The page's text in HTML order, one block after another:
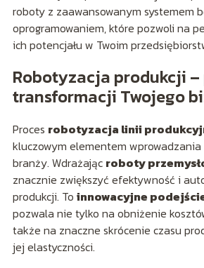
roboty z zaawansowanym systemem
oprogramowaniem, które pozwoli na
ich potencjału w Twoim
Robotyzacja produkcji
transformacji Twojego
Proces robotyzacja linii
kluczowym elementem
branży. Wdrażając roboty
znacznie zwiększyć efektywność i
produkcji. To innowacyjne
pozwala nie tylko na obniżenie
także na znaczne skrócenie czasu
jej elastyczności.